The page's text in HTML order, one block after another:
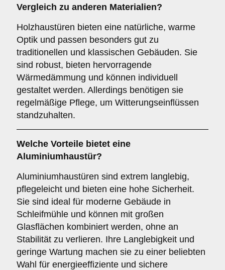
Vergleich zu anderen Materialien?
Holzhaustüren bieten eine natürliche, warme
Optik und passen besonders gut zu
traditionellen und klassischen Gebäuden. Sie
sind robust, bieten hervorragende
Wärmedämmung und können individuell
gestaltet werden. Allerdings benötigen sie
regelmäßige Pflege, um Witterungseinflüssen
standzuhalten.
Welche Vorteile bietet eine
Aluminiumhaustür?
Aluminiumhaustüren sind extrem langlebig,
pflegeleicht und bieten eine hohe Sicherheit.
Sie sind ideal für moderne Gebäude in
Schleifmühle und können mit großen
Glasflächen kombiniert werden, ohne an
Stabilität zu verlieren. Ihre Langlebigkeit und
geringe Wartung machen sie zu einer beliebten
Wahl für energieeffiziente und sichere